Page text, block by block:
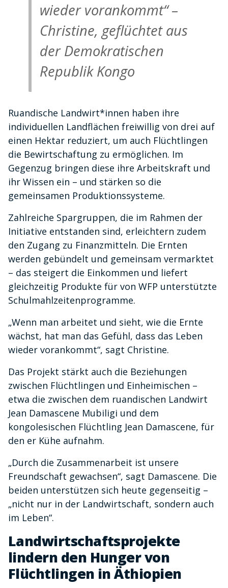
wieder vorankommt“ –
Christine, geflüchtet aus
der Demokratischen
Republik Kongo
Ruandische Landwirt*innen haben ihre
individuellen Landflächen freiwillig von drei auf
einen Hektar reduziert, um auch Flüchtlingen
die Bewirtschaftung zu ermöglichen. Im
Gegenzug bringen diese ihre Arbeitskraft und
ihr Wissen ein – und stärken so die
gemeinsamen Produktionssysteme.
Zahlreiche Spargruppen, die im Rahmen der
Initiative entstanden sind, erleichtern zudem
den Zugang zu Finanzmitteln. Die Ernten
werden gebündelt und gemeinsam vermarktet
– das steigert die Einkommen und liefert
gleichzeitig Produkte für von WFP unterstützte
Schulmahlzeitenprogramme.
„Wenn man arbeitet und sieht, wie die Ernte
wächst, hat man das Gefühl, dass das Leben
wieder vorankommt“, sagt Christine.
Das Projekt stärkt auch die Beziehungen
zwischen Flüchtlingen und Einheimischen –
etwa die zwischen dem ruandischen Landwirt
Jean Damascene Mubiligi und dem
kongolesischen Flüchtling Jean Damascene, für
den er Kühe aufnahm.
„Durch die Zusammenarbeit ist unsere
Freundschaft gewachsen“, sagt Damascene. Die
beiden unterstützen sich heute gegenseitig –
„nicht nur in der Landwirtschaft, sondern auch
im Leben“.
Landwirtschaftsprojekte
lindern den Hunger von
Flüchtlingen in Äthiopien